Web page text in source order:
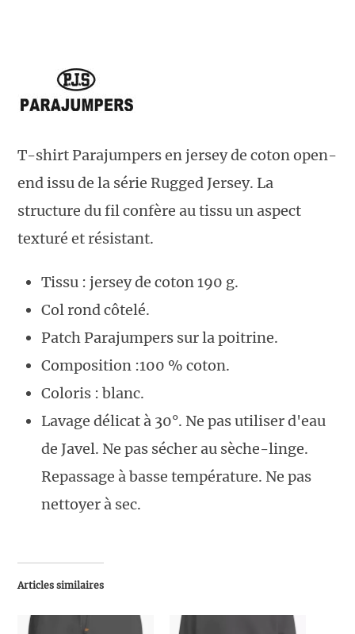
T-shirt Parajumpers en jersey de coton open-
end issu de la série Rugged Jersey. La
structure du fil confère au tissu un aspect
texturé et résistant.
Tissu : jersey de coton 190 g.
Col rond côtelé.
Patch Parajumpers sur la poitrine.
Composition :100 % coton.
Coloris : blanc.
Lavage délicat à 30°. Ne pas utiliser d'eau
de Javel. Ne pas sécher au sèche-linge.
Repassage à basse température. Ne pas
nettoyer à sec.
Articles similaires